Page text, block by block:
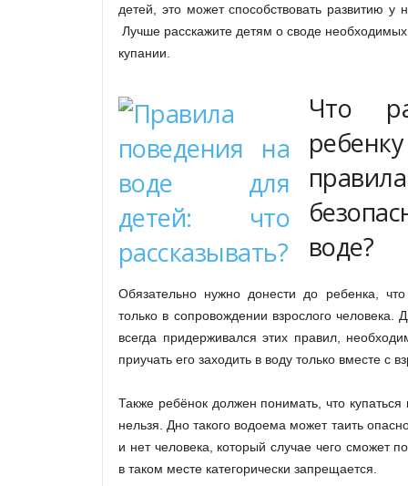
детей, это может способствовать развитию у
Лучше расскажите детям о своде
купании.
Что
правила
воде?
Обязательно нужно донести до ребенка,
только в сопровождении взрослого человека.
всегда придерживался этих правил,
приучать его заходить в воду только вместе с
Также ребёнок должен понимать, что
нельзя. Дно такого водоема может таить
и нет человека, который случае чего сможет
в таком месте категорически запрещается.